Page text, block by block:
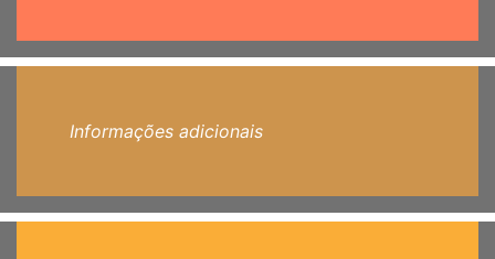
Informações adicionais